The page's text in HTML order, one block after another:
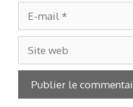
mail
Site
web